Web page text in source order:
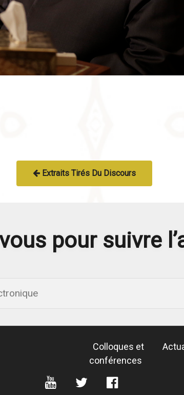
Extraits Tirés Du Discours
pour suivre
Colloques et
conférences